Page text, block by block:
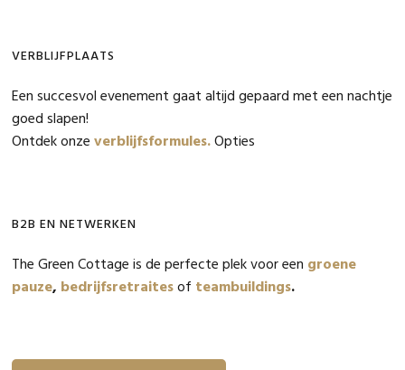
VERBLIJFPLAATS
Een succesvol evenement gaat altijd gepaard met een nachtje
goed slapen!
Ontdek onzeverblijfsformules.Opties
B2B EN NETWERKEN
The Green Cottage is de perfecte plek voor een groene
pauze, bedrijfsretraitesof teambuildings.